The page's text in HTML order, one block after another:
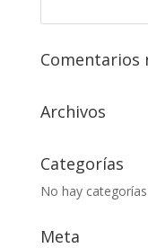
Comentarios
Archivos
Categorías
No hay categorías
Meta